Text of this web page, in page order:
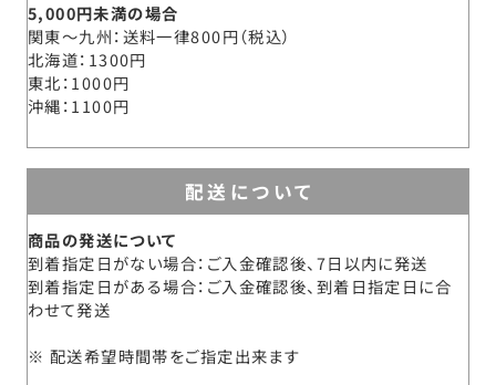
5,000円未満の場合
関東～九州 送料一律800円（税込）
北海道 1300円
東北 1000円
沖縄 1100円
配送について
商品の発送について
到着指定日がない場合：ご入金確認後、7日以内に発送
到着指定日がある場合：ご入金確認後、到着日指定日に合
わせて発送
配送希望時間帯をご指定出来ます